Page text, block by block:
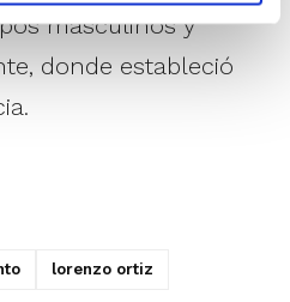
masculinos y
donde estableció
lorenzo ortiz